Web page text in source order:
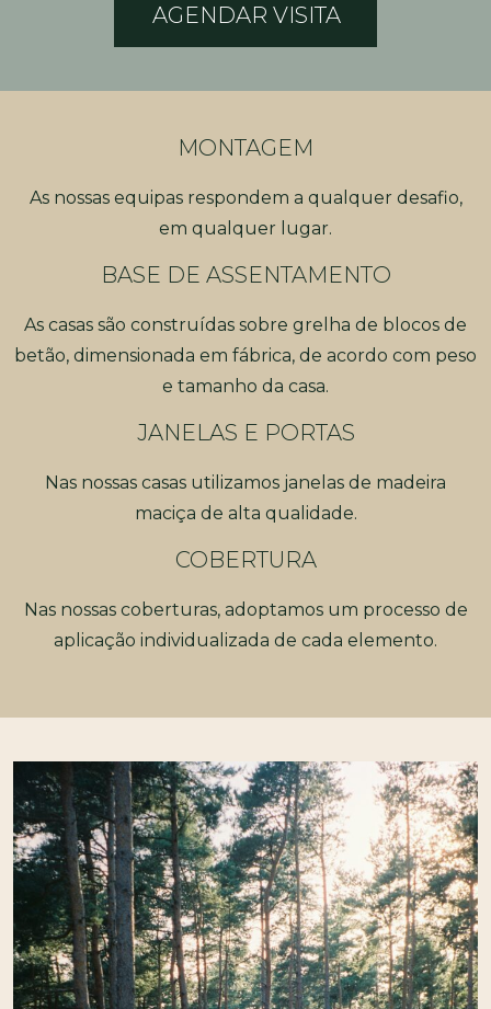
AGENDAR VISITA
MONTAGEM
As nossas equipas respondem a qualquer desafio,
em qualquer lugar.
BASE DE ASSENTAMENTO
As casas são construídas sobre grelha de blocos de
betão, dimensionada em fábrica, de acordo com peso
e tamanho da casa.
JANELAS E PORTAS
Nas nossas casas utilizamos janelas de madeira
maciça de alta qualidade.
COBERTURA
Nas nossas coberturas, adoptamos um processo de
aplicação individualizada de cada elemento.